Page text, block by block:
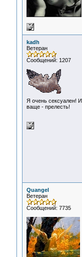
kadh
Ветеран
Сообщений: 1207
Я очень сексуален! И
ваще - прелесть!
Quangel
Ветеран
Сообщений: 7735